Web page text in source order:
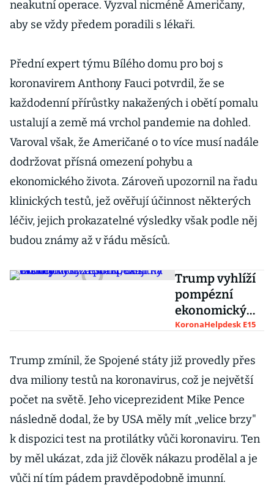
neakutní operace. Vyzval nicméně Američany,
aby se vždy předem poradili s lékaři.
Přední expert týmu Bílého domu pro boj s
koronavirem Anthony Fauci potvrdil, že se
každodenní přírůstky nakažených i obětí pomalu
ustalují a země má vrchol pandemie na dohled.
Varoval však, že Američané o to více musí nadále
dodržovat přísná omezení pohybu a
ekonomického života. Zároveň upozornil na řadu
klinických testů, jež ověřují účinnost některých
léčiv, jejich prokazatelné výsledky však podle něj
budou známy až v řádu měsíců.
Trump vyhlíží
pompézní
ekonomický
restart, desítky
zatím koukají
na Disney+
KoronaHelpdesk E15
Trump zmínil, že Spojené státy již provedly přes
dva miliony testů na koronavirus, což je největší
počet na světě. Jeho viceprezident Mike Pence
následně dodal, že by USA měly mít „velice brzy"
k dispozici test na protilátky vůči koronaviru. Ten
by měl ukázat, zda již člověk nákazu prodělal a je
vůči ní tím pádem pravděpodobně imunní.